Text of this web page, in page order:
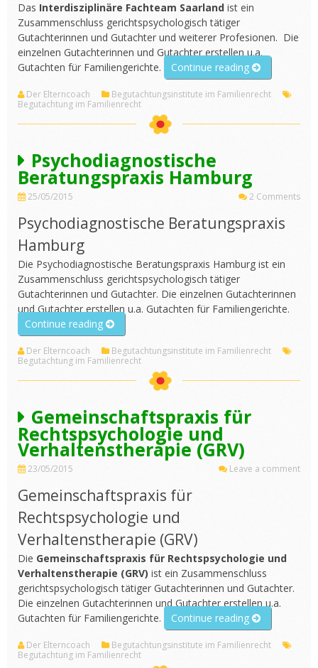
Das Interdisziplinäre Fachteam Saarland ist ein
Zusammenschluss gerichtspsychologisch tätiger
Gutachterinnen und Gutachter und weiterer Profesionen. Die
einzelnen Gutachterinnen und Gutachter erstellen u.a.
Gutachten für Familiengerichte.
Continue reading
Fachteam
Saarland“
Der Elterncoach
Begutachtungsinstitute im Familienrecht
Begutachtung im Familienrecht
Psychodiagnostische
Beratungspraxis Hamburg
25/05/2015 2 Comments
Psychodiagnostische Beratungspraxis
Hamburg
Die Psychodiagnostische Beratungspraxis Hamburg ist ein
Zusammenschluss gerichtspsychologisch tätiger
Gutachterinnen und Gutachter. Die einzelnen Gutachterinnen
und Gutachter erstellen u.a. Gutachten für Familiengerichte.
Continue reading „Psychodiagnostische
Beratungspraxis
Hamburg“
Der Elterncoach
Begutachtungsinstitute im Familienrecht
Begutachtung im Familienrecht
Gemeinschaftspraxis für
Rechtspsychologie und
Verhaltenstherapie (GRV)
23/05/2015 Leave a comment
Gemeinschaftspraxis für
Rechtspsychologie und
Verhaltenstherapie (GRV)
Die Gemeinschaftspraxis für Rechtspsychologie und
Verhaltenstherapie (GRV) ist ein Zusammenschluss
gerichtspsychologisch tätiger Gutachterinnen und Gutachter.
Die einzelnen Gutachterinnen und Gutachter erstellen u.a.
Gutachten für Familiengerichte.
Continue reading
für
Der Elterncoach
Begutachtungsinstitute im Familienrecht
Begutachtung im Familienrecht